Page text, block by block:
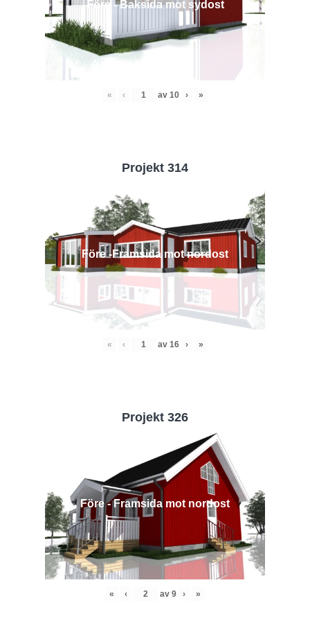
Före - Baksida mot sydost
« ‹ av 10 › »
Projekt 314
Före -Framsida mot nordost
« ‹ av 16 › »
Projekt 326
Före - Framsida mot nordost
« ‹ av 9 › »